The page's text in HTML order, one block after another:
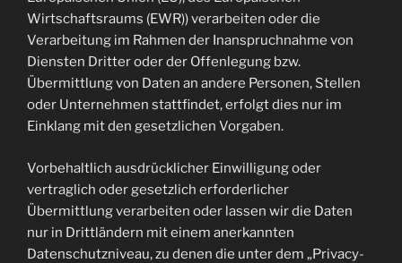
Wirtschaftsraums (EWR)) verarbeiten oder die
Verarbeitung im Rahmen der Inanspruchnahme von
Diensten Dritter oder der Offenlegung bzw.
Übermittlung von Daten an andere Personen, Stellen
oder Unternehmen stattfindet, erfolgt dies nur im
Einklang mit den gesetzlichen Vorgaben.
Vorbehaltlich ausdrücklicher Einwilligung oder
vertraglich oder gesetzlich erforderlicher
Übermittlung verarbeiten oder lassen wir die Daten
nur in Drittländern mit einem anerkannten
Datenschutzniveau, zu denen die unter dem „Privacy-